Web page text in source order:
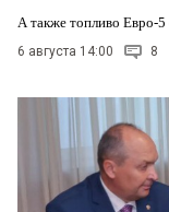
А также топливо Евро-
6 августа 14:00 8